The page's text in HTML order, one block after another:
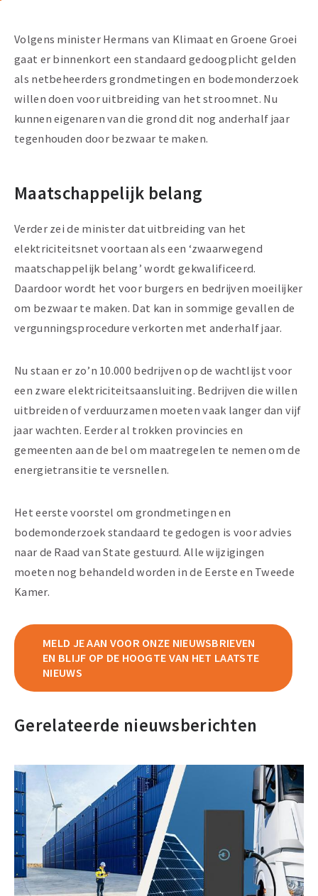
Volgens minister Hermans van Klimaat en Groene Groei
gaat er binnenkort een standaard gedoogplicht gelden
als netbeheerders grondmetingen en bodemonderzoek
willen doen voor uitbreiding van het stroomnet. Nu
kunnen eigenaren van die grond dit nog anderhalf jaar
tegenhouden door bezwaar te maken.
Maatschappelijk belang
Verder zei de minister dat uitbreiding van het
elektriciteitsnet voortaan als een ‘zwaarwegend
maatschappelijk belang’ wordt gekwalificeerd.
Daardoor wordt het voor burgers en bedrijven moeilijker
om bezwaar te maken. Dat kan in sommige gevallen de
vergunningsprocedure verkorten met anderhalf jaar.
Nu staan er zo’n 10.000 bedrijven op de wachtlijst voor
een zware elektriciteitsaansluiting. Bedrijven die willen
uitbreiden of verduurzamen moeten vaak langer dan vijf
jaar wachten. Eerder al trokken provincies en
gemeenten aan de bel om maatregelen te nemen om de
energietransitie te versnellen.
Het eerste voorstel om grondmetingen en
bodemonderzoek standaard te gedogen is voor advies
naar de Raad van State gestuurd. Alle wijzigingen
moeten nog behandeld worden in de Eerste en Tweede
Kamer.
MELD JE AAN VOOR ONZE NIEUWSBRIEVEN
EN BLIJF OP DE HOOGTE VAN HET LAATSTE
NIEUWS
Gerelateerde nieuwsberichten